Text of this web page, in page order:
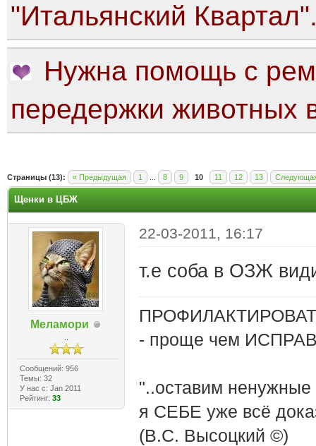
"Итальянский
Нужна помощь с
передержки животных
Страницы (13): « Предыдущая 1 8 9 10 11 12 13
оценка: 3
Щенки в ЦБЖ
Меламори
Сообщений: 956
Темы: 32
У нас с: Jan 2011
Рейтинг: 33
22-03-2011, 16:17
т.е соба в ОЗЖ
- проще чем
"..оставим
я СЕБЕ уже всё
(В.С. Высоцкий ©)